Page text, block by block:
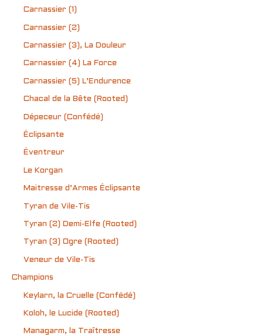
Carnassier (1)
Carnassier (2)
Carnassier (3), La Douleur
Carnassier (4) La Force
Carnassier (5) L’Endurence
Chacal de la Bête (Rooted)
Dépeceur (Confédé)
Éclipsante
Éventreur
Le Korgan
Maitresse d’Armes Éclipsante
Tyran de Vile-Tis
Tyran (2) Demi-Elfe (Rooted)
Tyran (3) Ogre (Rooted)
Veneur de Vile-Tis
Champions
Keylarn, la Cruelle (Confédé)
Koloh, le Lucide (Rooted)
Managarm, la Traîtresse